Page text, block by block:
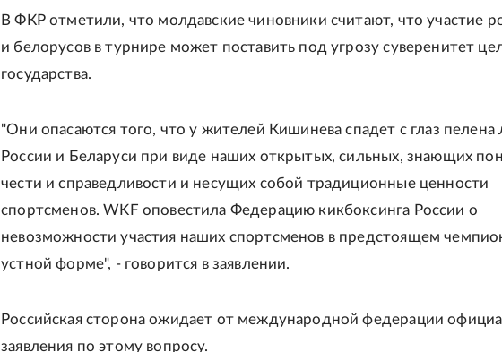
В ФКР отметили, что молдавские чиновники считают, что участие
и белорусов в турнире может поставить под угрозу суверенитет
государства.
"Они опасаются того, что у жителей Кишинева спадет с глаз пелена
России и Беларуси при виде наших открытых, сильных, знающих
чести и справедливости и несущих собой традиционные ценности
спортсменов. WKF оповестила Федерацию кикбоксинга России о
невозможности участия наших спортсменов в предстоящем
устной форме", - говорится в заявлении.
Российская сторона ожидает от международной федерации
заявления по этому вопросу.